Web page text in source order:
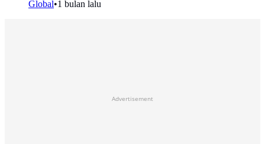
Global•1 bulan lalu
Advertisement